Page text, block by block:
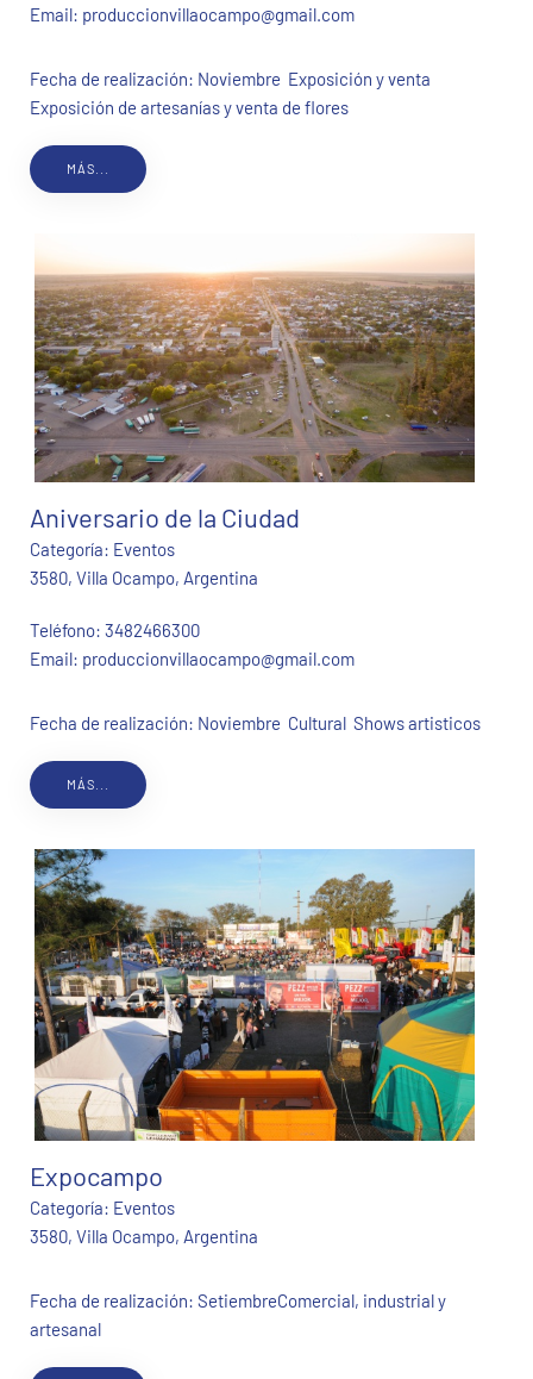
Email: produccionvillaocampo@gmail.com
Fecha de realización: Noviembre Exposición y venta
Exposición de artesanías y venta de flores
MÁS...
Aniversario de la Ciudad
Categoría: Eventos
3580, Villa Ocampo, Argentina
Teléfono: 3482466300
Email: produccionvillaocampo@gmail.com
Fecha de realización: Noviembre Cultural Shows artisticos
MÁS...
Expocampo
Categoría: Eventos
3580, Villa Ocampo, Argentina
Fecha de realización: SetiembreComercial, industrial y
artesanal